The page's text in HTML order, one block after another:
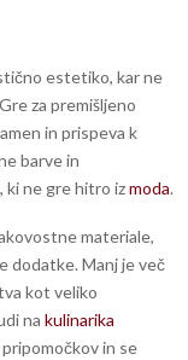
estetiko, kar ne
za premišljeno
in prispeva k
barve in
ki ne gre hitro izmoda.
materiale,
dodatke. Manj je več
kot veliko
na kulinarika
in se